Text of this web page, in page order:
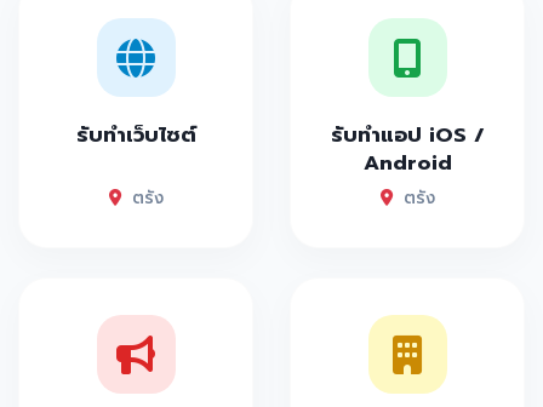
รับทำเว็บไซต์
ตรัง
รับทำแอป iOS /
Android
ตรัง